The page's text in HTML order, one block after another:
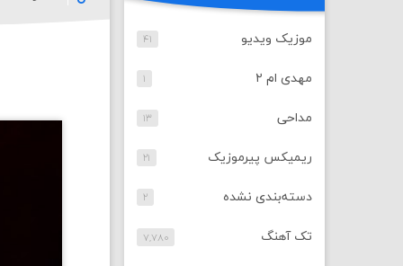
موزیک ویدیو ۴۱
مهدی ام ۲ ۱
مداحی ۱۳
ریمیکس پیرموزیک ۲۱
دسته‌بندی نشده ۲
تک آهنگ ۷,۷۸۰